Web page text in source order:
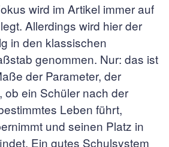
wird im Artikel immer auf
Allerdings wird hier der
in den klassischen
genommen. Nur: das ist
der Parameter, der
ob ein Schüler nach der
Leben führt,
und seinen Platz in
Ein gutes Schulsystem